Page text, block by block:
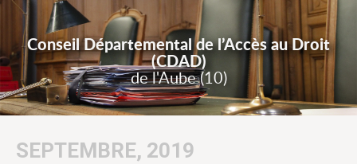
Conseil Départemental de l’Accès au Droit
(CDAD)
de l'Aube (10)
SEPTEMBRE, 2019